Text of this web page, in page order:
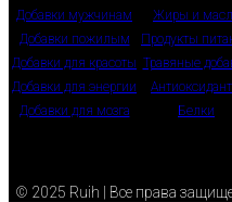
Добавки мужчинам
Добавки пожилым
Добавки для красоты
Добавки для энергии
Добавки для мозга
Жиры и
Продукты
Травяные
Белки
© 2025 Ruih | Все права